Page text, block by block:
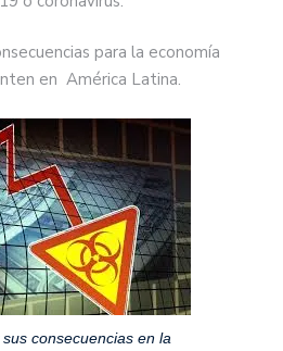
para la economía
en América Latina.
consecuencias en la